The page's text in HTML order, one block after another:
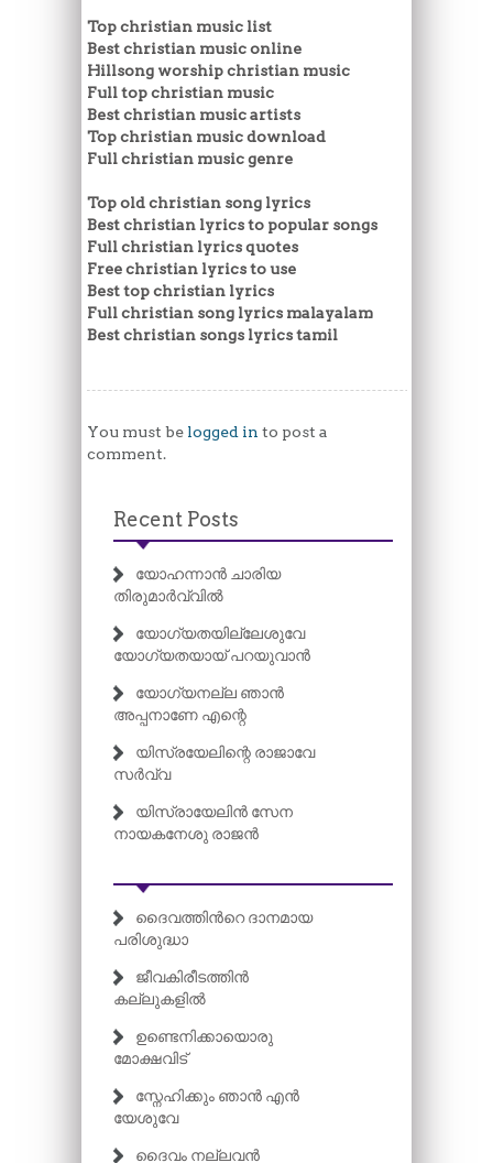
Top christian music list
Best christian music online
Hillsong worship christian music
Full top christian music
Best christian music artists
Top christian music download
Full christian music genre
Top old christian song lyrics
Best christian lyrics to popular songs
Full christian lyrics quotes
Free christian lyrics to use
Best top christian lyrics
Full christian song lyrics malayalam
Best christian songs lyrics tamil
You must be logged in to post a
comment.
Recent Posts
യോഹന്നാൻ ചാരിയ
തിരുമാർവ്വിൽ
യോഗ്യതയില്ലേശുവേ
യോഗ്യതയായ് പറയുവാൻ
യോഗ്യനല്ല ഞാൻ
അപ്പനാണേ എന്റെ
യിസ്രയേലിന്റെ രാജാവേ
സർവ്വ
യിസ്രായേലിൻ സേന
നായകനേശു രാജൻ
ദൈവത്തിന്‍റെ ദാനമായ
പരിശുദ്ധാ
ജീവകിരീടത്തിൻ
കല്ലുകളിൽ
ഉണ്ടെനിക്കായൊരു
മോക്ഷവിട്
സ്നേഹിക്കും ഞാൻ എൻ
യേശുവേ
ദൈവം നല്ലവൻ